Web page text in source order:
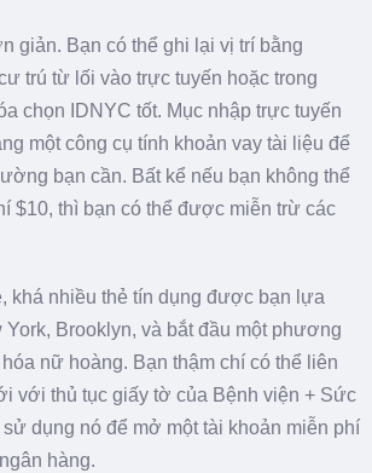
giản. Bạn có thể ghi lại vị trí bằng
trú từ lối vào trực tuyến hoặc trong
chọn IDNYC tốt. Mục nhập trực tuyến
một công cụ tính khoản vay tài liệu để
bạn cần. Bất kể nếu bạn không thể
$10, thì bạn có thể được miễn trừ các
khá nhiều thẻ tín dụng được bạn lựa
Brooklyn, và bắt đầu một phương
nữ hoàng. Bạn thậm chí có thể liên
với thủ tục giấy tờ của Bệnh viện + Sức
dụng nó để mở một tài khoản miễn phí
hàng.